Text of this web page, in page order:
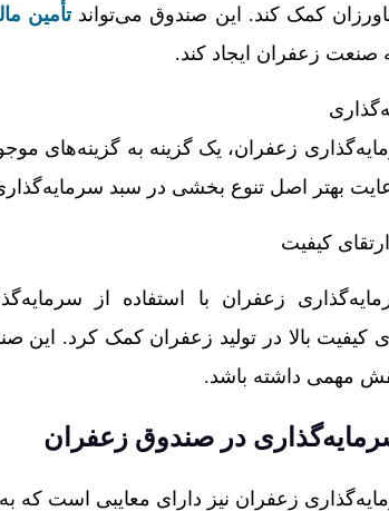
کمک کند. این صندوق می‌تواندتأمین
صنعت زعفران ایجاد کند.
زعفران، یک گزینه به گزینه­‌های
بهتر اصل تنوع بخشی در سبد
زعفران با استفاده از
کیفیت بالا در تولید زعفران کمک کرد.
مهمی داشته باشد.
در صندوق زعفران
زعفران نیز دارای معایبی است که